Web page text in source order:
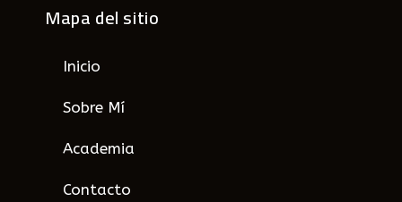
Mapa del sitio
Inicio
Sobre Mí
Academia
Contacto